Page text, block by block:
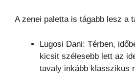
A zenei paletta is tágabb lesz a
Lugosi Dani: Térben,
kicsit szélesebb lett az
tavaly inkább klasszikus